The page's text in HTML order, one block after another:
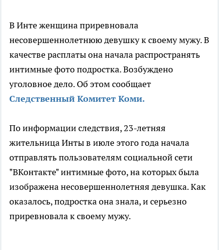
В Инте женщина приревновала
несовершеннолетнюю девушку к своему мужу. В
качестве расплаты она начала распространять
интимные фото подростка. Возбуждено
уголовное дело. Об этом сообщает
Следственный Комитет Коми.
По информации следствия, 23-летняя
жительница Инты в июле этого года начала
отправлять пользователям социальной сети
"ВКонтакте" интимные фото, на которых была
изображена несовершеннолетняя девушка. Как
оказалось, подростка она знала, и серьезно
приревновала к своему мужу.